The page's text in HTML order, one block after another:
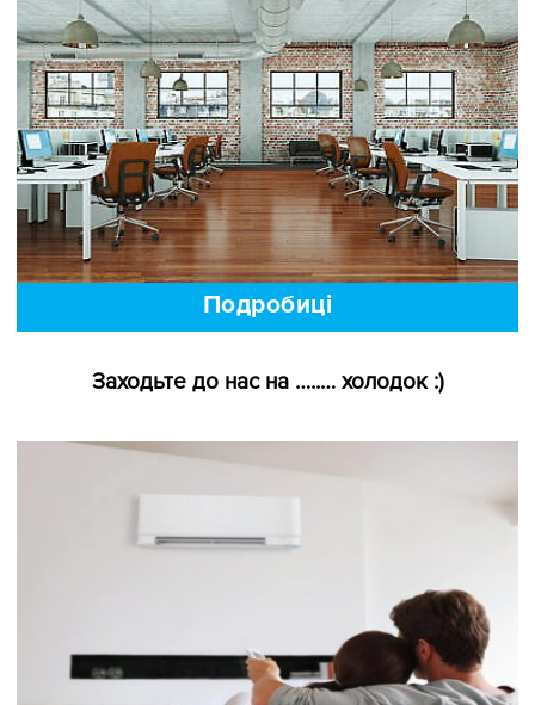
Чому робота в офісі є небезпечною для
здоров’я. Способи профілактики
Подробиці
Заходьте до нас на …..… холодок :)